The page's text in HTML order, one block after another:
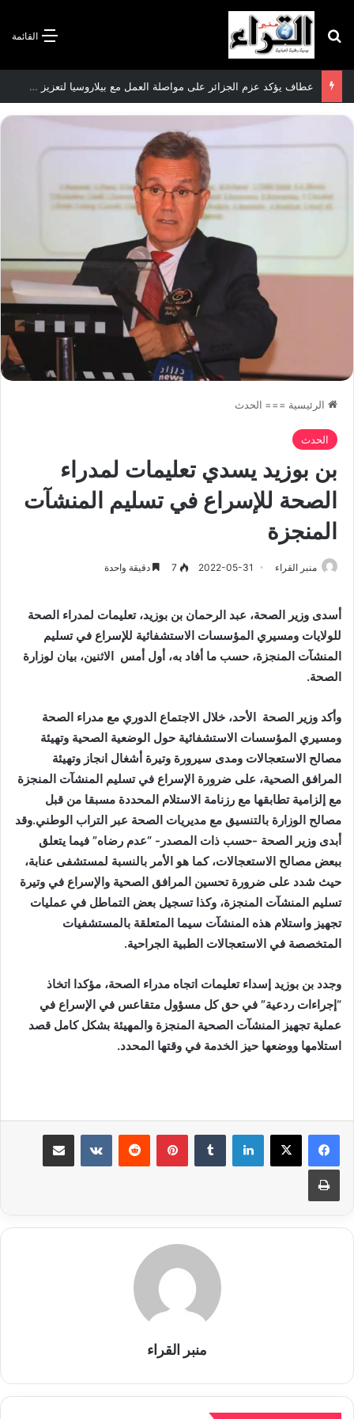
القائمة بحث عن
عطاف يؤكد عزم الجزائر على مواصلة العمل مع بيلاروسيا لتعزيز العلاقات الثنائية
الرئيسية === الحدث
الحدث
بن بوزيد يسدي تعليمات لمدراء
الصحة للإسراع في تسليم المنشآت
المنجزة
منبر القراء 2022-05-31
7 دقيقة واحدة
أسدى وزير الصحة، عبد الرحمان بن بوزيد، تعليمات لمدراء الصحة
للولايات ومسيري المؤسسات الاستشفائية للإسراع في تسليم
المنشآت المنجزة، حسب ما أفاد به، أول أمس الاثنين، بيان لوزارة
الصحة.
وأكد وزير الصحة الأحد، خلال الاجتماع الدوري مع مدراء الصحة
ومسيري المؤسسات الاستشفائية حول الوضعية الصحية وتهيئة
مصالح الاستعجالات ومدى سيرورة وتيرة أشغال انجاز وتهيئة
المرافق الصحية، على ضرورة الإسراع في تسليم المنشآت المنجزة
مع إلزامية تطابقها مع رزنامة الاستلام المحددة مسبقا من قبل
مصالح الوزارة بالتنسيق مع مديريات الصحة عبر التراب الوطني.وقد
أبدى وزير الصحة -حسب ذات المصدر- “عدم رضاه” فيما يتعلق
ببعض مصالح الاستعجالات، كما هو الأمر بالنسبة لمستشفى عنابة،
حيث شدد على ضرورة تحسين المرافق الصحية والإسراع في وتيرة
تسليم المنشآت المنجزة، وكذا تسجيل بعض التماطل في عمليات
تجهيز واستلام هذه المنشآت سيما المتعلقة بالمستشفيات
المتخصصة في الاستعجالات الطبية الجراحية.
وجدد بن بوزيد إسداء تعليمات اتجاه مدراء الصحة، مؤكدا اتخاذ
“إجراءات ردعية” في حق كل مسؤول متقاعس في الإسراع في
عملية تجهيز المنشآت الصحية المنجزة والمهيئة بشكل كامل قصد
استلامها ووضعها حيز الخدمة في وقتها المحدد.
لينكدإن بينتيريست
طباعة
منبر القراء